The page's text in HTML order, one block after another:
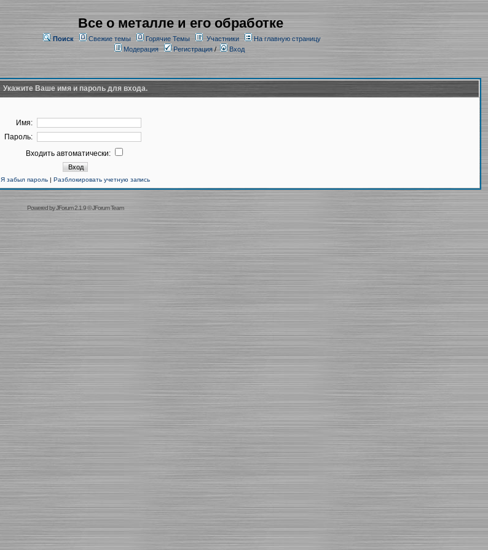
Все о металле и его обработке
Поиск Свежие темы Горячие Темы Участники
На главную страницу
Модерация
Регистрация/ Вход
Укажите Ваше имя и пароль для входа.
Имя:
Пароль:
Входить автоматически:
Я забыл пароль| Разблокировать учетную запись
Powered byJForum 2.1.9©JForum Team